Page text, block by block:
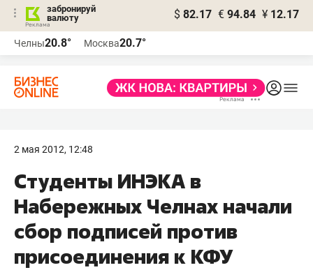
забронируй
валюту
$ 82.17 € 94.84 ¥ 12.17
Челны20.8° Москва20.7°
2 мая 2012, 12:48
Студенты ИНЭКА в
Набережных Челнах начали
сбор подписей против
присоединения к КФУ